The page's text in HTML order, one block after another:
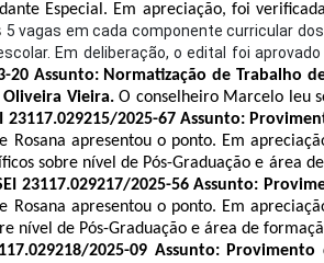
Especial. Em apreciação, foi
5 vagas em cada componente curricular
Em deliberação, o edital foi
20 Assunto: Normatização de Trabalho
Oliveira Vieira. O conselheiro Marcelo leu
23117.029215/2025-67 Assunto:
Rosana apresentou o ponto. Em
sobre nível de Pós-Graduação e
23117.029217/2025-56 Assunto:
Rosana apresentou o ponto. Em
nível de Pós-Graduação e área de
2025-09 Assunto: